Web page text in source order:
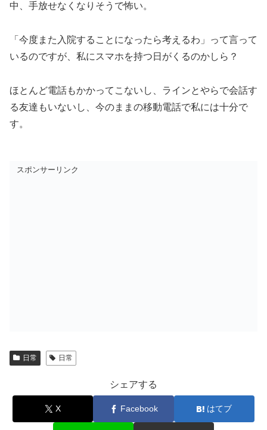
中、手放せなくなりそうで怖い。
「今度また入院することになったら考えるわ」って言って
いるのですが、私にスマホを持つ日がくるのかしら？
ほとんど電話もかかってこないし、ラインとやらで会話す
る友達もいないし、今のままの移動電話で私には十分で
す。
スポンサーリンク
日常 日常
シェアする
X Facebook はてブ